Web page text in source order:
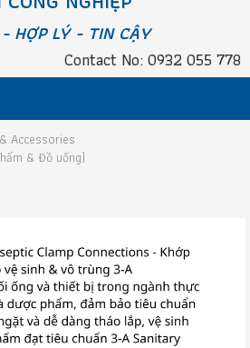
HỢP LÝ - TIN CẬY
Contact No: 0932 055 778
Accessories
& Đồ uống)